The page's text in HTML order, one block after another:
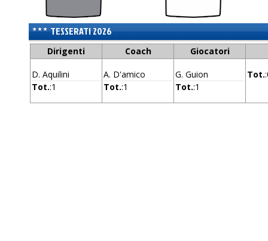
TESSERATI 2026
Dirigenti Coach Giocatori
D. Aquilini
Tot.:1
A. D'amico
Tot.:1
G. Guion
Tot.:1
Tot.